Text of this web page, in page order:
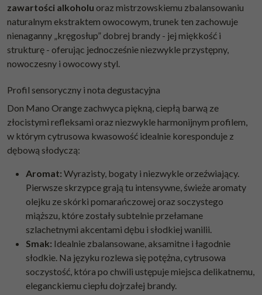
zawartości alkoholu oraz mistrzowskiemu zbalansowaniu
naturalnym ekstraktem owocowym, trunek ten zachowuje
nienaganny „kręgosłup” dobrej brandy - jej miękkość i
strukturę - oferując jednocześnie niezwykle przystępny,
nowoczesny i owocowy styl.
Profil sensoryczny i nota degustacyjna
Don Mano Orange zachwyca piękną, ciepłą barwą ze
złocistymi refleksami oraz niezwykle harmonijnym profilem,
w którym cytrusowa kwasowość idealnie koresponduje z
dębową słodyczą:
Aromat: Wyrazisty, bogaty i niezwykle orzeźwiający.
Pierwsze skrzypce grają tu intensywne, świeże aromaty
olejku ze skórki pomarańczowej oraz soczystego
miąższu, które zostały subtelnie przełamane
szlachetnymi akcentami dębu i słodkiej wanilii.
Smak: Idealnie zbalansowane, aksamitne i łagodnie
słodkie. Na języku rozlewa się potężna, cytrusowa
soczystość, która po chwili ustępuje miejsca delikatnemu,
eleganckiemu ciepłu dojrzałej brandy.